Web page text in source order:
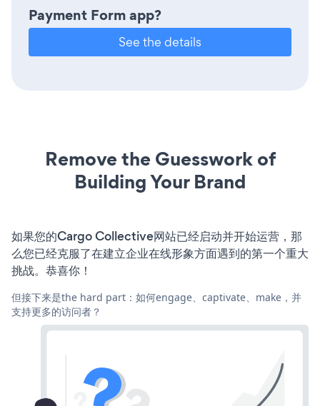
Payment Form app?
See the details
Remove the Guesswork of
Building Your Brand
如果您的Cargo Collective网站已经启动并开始运营，那
么您已经克服了在建立企业在线形象方面遇到的第一个重大
挑战。恭喜你！
但接下来是the hard part：如何engage、captivate、make，并
支持更多的访问者？